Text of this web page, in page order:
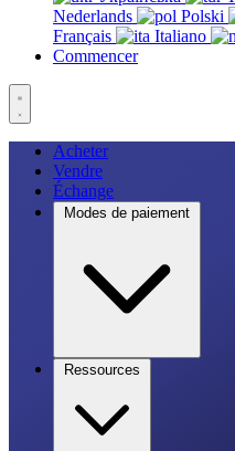
Nederlands
Polski
Français
Italiano
Commencer
Acheter
Vendre
Échange
Modes de paiement
Ressources